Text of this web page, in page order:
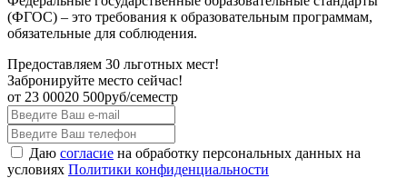
(ФГОС) – это требования к образовательным программам,
обязательные для соблюдения.
Предоставляем 30 льготных мест!
Забронируйте место сейчас!
от 23 00020 500руб/семестр
Даю согласие на обработку персональных данных на
условиях Политики конфиденциальности